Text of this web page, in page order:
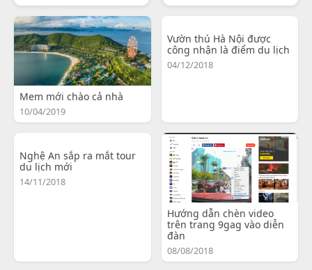
Mem mới chào cả nhà
10/04/2019
Vườn thú Hà Nội được
công nhận là điểm du lịch
04/12/2018
Nghệ An sắp ra mắt tour
du lịch mới
14/11/2018
Hướng dẫn chèn video
trên trang 9gag vào diễn
đàn
08/08/2018